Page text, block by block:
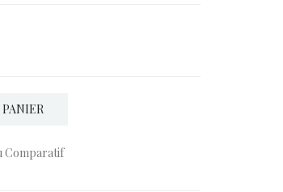
Comparatif